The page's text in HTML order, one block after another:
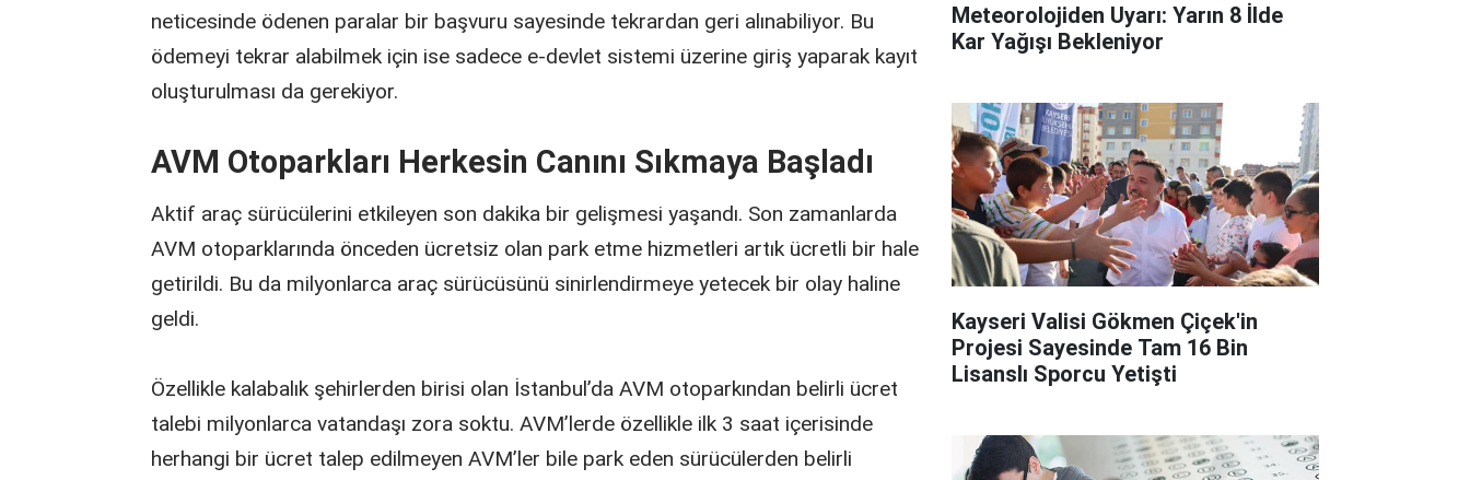
neticesinde ödenen paralar bir başvuru sayesinde tekrardan geri alınabiliyor. Bu
ödemeyi tekrar alabilmek için ise sadece e-devlet sistemi üzerine giriş yaparak kayıt
oluşturulması da gerekiyor.
AVM Otoparkları Herkesin Canını Sıkmaya Başladı
Aktif araç sürücülerini etkileyen son dakika bir gelişmesi yaşandı. Son zamanlarda
AVM otoparklarında önceden ücretsiz olan park etme hizmetleri artık ücretli bir hale
getirildi. Bu da milyonlarca araç sürücüsünü sinirlendirmeye yetecek bir olay haline
geldi.
Özellikle kalabalık şehirlerden birisi olan İstanbul’da AVM otoparkından belirli ücret
talebi milyonlarca vatandaşı zora soktu. AVM’lerde özellikle ilk 3 saat içerisinde
herhangi bir ücret talep edilmeyen AVM’ler bile park eden sürücülerden belirli
Meteorolojiden Uyarı: Yarın 8 İlde
Kar Yağışı Bekleniyor
Kayseri Valisi Gökmen Çiçek'in
Projesi Sayesinde Tam 16 Bin
Lisanslı Sporcu Yetişti